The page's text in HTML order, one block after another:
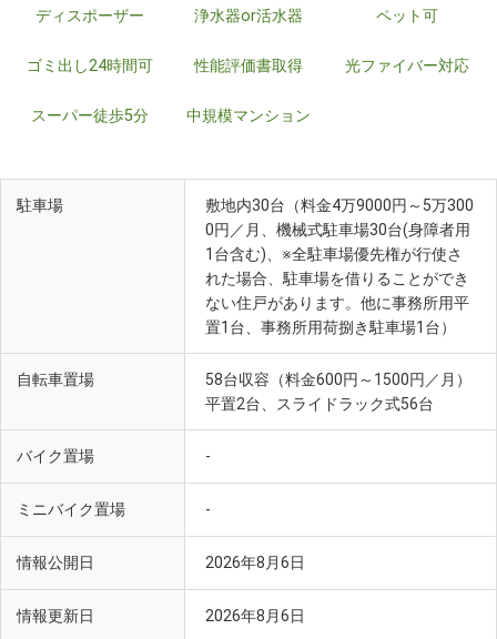
ディスポーザー 浄水器or活水器 ペット可
ゴミ出し24時間可 性能評価書取得 光ファイバー対応
スーパー徒歩5分 中規模マンション
駐車場
敷地内30台（料金4万9000円～5万300
0円／月、機械式駐車場30台(身障者用
1台含む)、※全駐車場優先権が行使さ
れた場合、駐車場を借りることができ
ない住戸があります。他に事務所用平
置1台、事務所用荷捌き駐車場1台）
自転車置場
58台収容（料金600円～1500円／月）
平置2台、スライドラック式56台
バイク置場 -
ミニバイク置場 -
情報公開日 2026年8月6日
情報更新日 2026年8月6日